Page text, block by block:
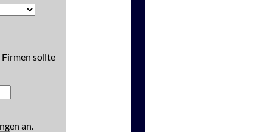
Firmen sollte
an.